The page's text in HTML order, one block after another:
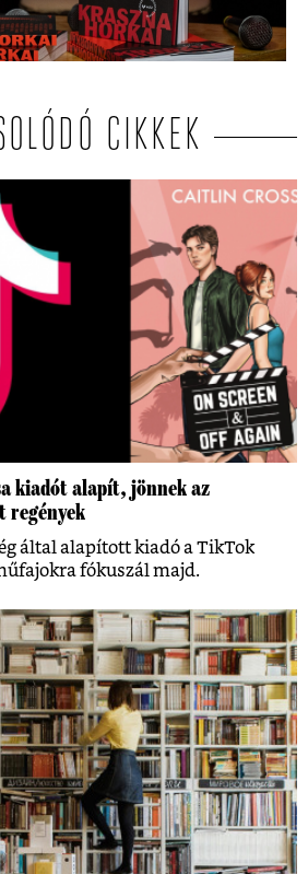
CIKKEK
kiadót alapít, jönnek az
regények
által alapított kiadó a TikTok
fókuszál majd.